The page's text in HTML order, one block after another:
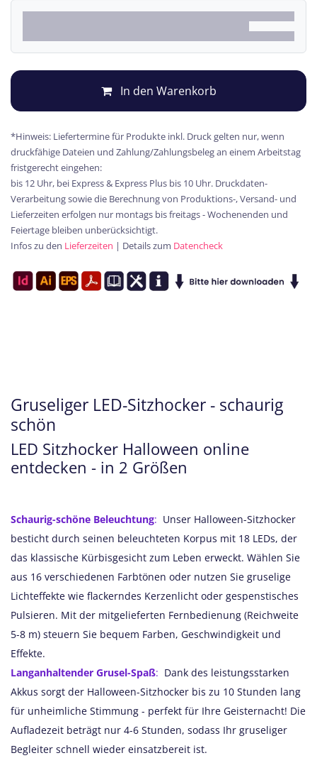
In den Warenkorb
*Hinweis: Liefertermine für Produkte inkl. Druck gelten nur, wenn
druckfähige Dateien und Zahlung/Zahlungsbeleg an einem Arbeitstag
fristgerecht eingehen:
bis 12 Uhr, bei Express & Express Plus bis 10 Uhr. Druckdaten-
Verarbeitung sowie die Berechnung von Produktions-, Versand- und
Lieferzeiten erfolgen nur montags bis freitags - Wochenenden und
Feiertage bleiben unberücksichtigt.
Infos zu den Lieferzeiten | Details zum Datencheck
Gruseliger LED-Sitzhocker - schaurig
schön
LED Sitzhocker Halloween online
entdecken - in 2 Größen
Schaurig-schöne Beleuchtung: Unser Halloween-Sitzhocker
besticht durch seinen beleuchteten Korpus mit 18 LEDs, der
das klassische Kürbisgesicht zum Leben erweckt. Wählen Sie
aus 16 verschiedenen Farbtönen oder nutzen Sie gruselige
Lichteffekte wie flackerndes Kerzenlicht oder gespenstisches
Pulsieren. Mit der mitgelieferten Fernbedienung (Reichweite
5-8 m) steuern Sie bequem Farben, Geschwindigkeit und
Effekte.
Langanhaltender Grusel-Spaß: Dank des leistungsstarken
Akkus sorgt der Halloween-Sitzhocker bis zu 10 Stunden lang
für unheimliche Stimmung - perfekt für Ihre Geisternacht! Die
Aufladezeit beträgt nur 4-6 Stunden, sodass Ihr gruseliger
Begleiter schnell wieder einsatzbereit ist.